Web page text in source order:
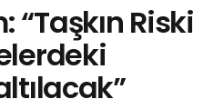
“Taşkın Riski